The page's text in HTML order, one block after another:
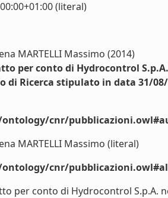
(literal)
MARTELLI Massimo (2014)
per conto di Hydrocontrol
di Ricerca stipulato in data 31/08/
cnr/
MARTELLI Massimo (literal)
cnr/
per conto di Hydrocontrol S.p.A.